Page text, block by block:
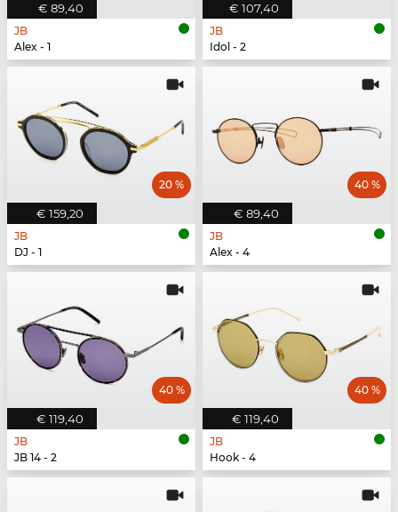
€ 89,40
JB
Alex - 1
€ 107,40
JB
Idol - 2
€ 159,20
20 %
JB
DJ - 1
€ 89,40
40 %
JB
Alex - 4
€ 119,40
40 %
JB
JB 14 - 2
€ 119,40
40 %
JB
Hook - 4